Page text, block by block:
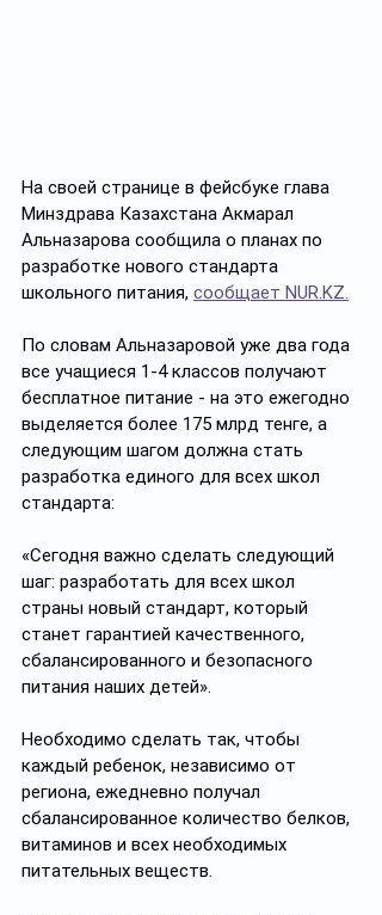
На своей странице в фейсбуке глава
Минздрава Казахстана Акмарал
Альназарова сообщила о планах по
разработке нового стандарта
школьного питания, сообщает NUR.KZ.
По словам Альназаровой уже два года
все учащиеся 1-4 классов получают
бесплатное питание - на это ежегодно
выделяется более 175 млрд тенге, а
следующим шагом должна стать
разработка единого для всех школ
стандарта:
«Сегодня важно сделать следующий
шаг: разработать для всех школ
страны новый стандарт, который
станет гарантией качественного,
сбалансированного и безопасного
питания наших детей».
Необходимо сделать так, чтобы
каждый ребенок, независимо от
региона, ежедневно получал
сбалансированное количество белков,
витаминов и всех необходимых
питательных веществ.